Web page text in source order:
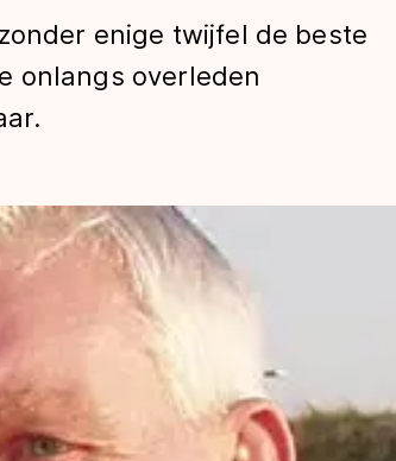
enige twijfel de beste
onlangs overleden